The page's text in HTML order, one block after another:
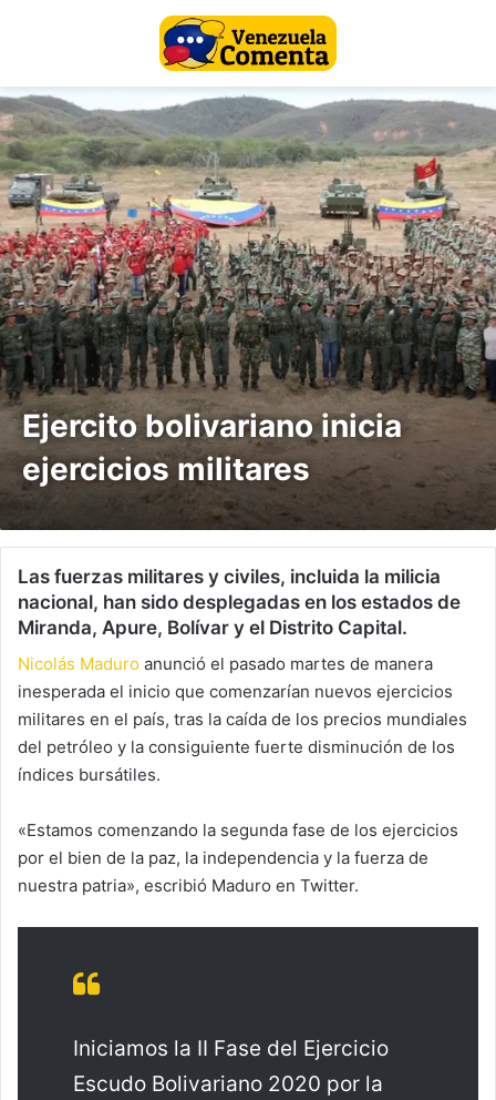
Ejercito bolivariano inicia
ejercicios militares
Las fuerzas militares y civiles, incluida la milicia
nacional, han sido desplegadas en los estados de
Miranda, Apure, Bolívar y el Distrito Capital.
Nicolás Maduro anunció el pasado martes de manera
inesperada el inicio que comenzarían nuevos ejercicios
militares en el país, tras la caída de los precios mundiales
del petróleo y la consiguiente fuerte disminución de los
índices bursátiles.
«Estamos comenzando la segunda fase de los ejercicios
por el bien de la paz, la independencia y la fuerza de
nuestra patria», escribió Maduro en Twitter.
Iniciamos la II Fase del Ejercicio
Escudo Bolivariano 2020 por la